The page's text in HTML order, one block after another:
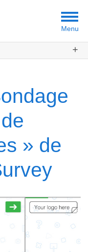
Menu
» de